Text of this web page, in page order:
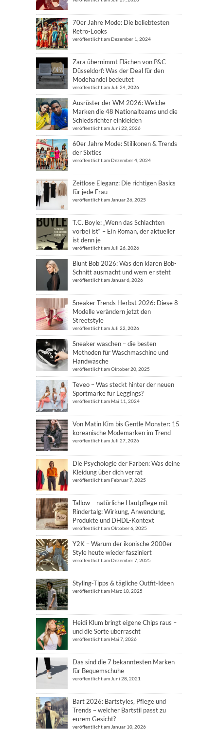
70er Jahre Mode: Die beliebtesten
Retro-Looks
veröffentlicht am Dezember 1, 2024
Zara übernimmt Flächen von P&C
Düsseldorf: Was der Deal für den
Modehandel bedeutet
veröffentlicht am Juli 24, 2026
Ausrüster der WM 2026: Welche
Marken die 48 Nationalteams und die
Schiedsrichter einkleiden
veröffentlicht am Juni 22, 2026
60er Jahre Mode: Stilikonen & Trends
der Sixties
veröffentlicht am Dezember 4, 2024
Zeitlose Eleganz: Die richtigen Basics
für jede Frau
veröffentlicht am Januar 26, 2025
T.C. Boyle: „Wenn das Schlachten
vorbei ist“ – Ein Roman, der aktueller
ist denn je
veröffentlicht am Juli 26, 2026
Blunt Bob 2026: Was den klaren Bob-
Schnitt ausmacht und wem er steht
veröffentlicht am Januar 6, 2026
Sneaker Trends Herbst 2026: Diese 8
Modelle verändern jetzt den
Streetstyle
veröffentlicht am Juli 22, 2026
Sneaker waschen – die besten
Methoden für Waschmaschine und
Handwäsche
veröffentlicht am Oktober 20, 2025
Teveo – Was steckt hinter der neuen
Sportmarke für Leggings?
veröffentlicht am Mai 11, 2024
Von Matin Kim bis Gentle Monster: 15
koreanische Modemarken im Trend
veröffentlicht am Juli 27, 2026
Die Psychologie der Farben: Was deine
Kleidung über dich verrät
veröffentlicht am Februar 7, 2025
Tallow – natürliche Hautpflege mit
Rindertalg: Wirkung, Anwendung,
Produkte und DHDL-Kontext
veröffentlicht am Oktober 6, 2025
Y2K – Warum der ikonische 2000er
Style heute wieder fasziniert
veröffentlicht am Dezember 7, 2025
Styling-Tipps & tägliche Outfit-Ideen
veröffentlicht am März 18, 2025
Heidi Klum bringt eigene Chips raus –
und die Sorte überrascht
veröffentlicht am Mai 7, 2026
Das sind die 7 bekanntesten Marken
für Bequemschuhe
veröffentlicht am Juni 28, 2021
Bart 2026: Bartstyles, Pflege und
Trends – welcher Bartstil passt zu
eurem Gesicht?
veröffentlicht am Januar 10, 2026